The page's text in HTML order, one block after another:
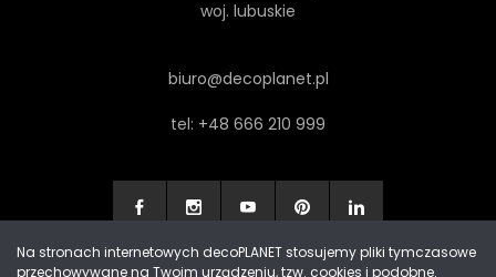
woj. lubuskie
biuro@decoplanet.pl
tel: +48 666 210 999
Na stronach internetowych decoPLANET stosujemy pliki tymczasowe
przechowywane na Twoim urządzeniu, tzw. cookies i podobne.